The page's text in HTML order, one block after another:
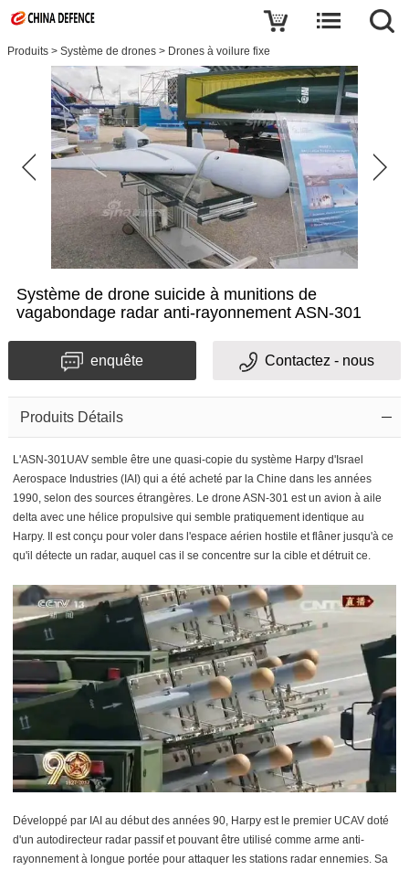
Produits > Système de drones > Drones à voilure fixe
Système de drone suicide à munitions de
vagabondage radar anti-rayonnement ASN-301
enquête Contactez - nous
Produits Détails
L'ASN-301UAV semble être une quasi-copie du système Harpy d'Israel
Aerospace Industries (IAI) qui a été acheté par la Chine dans les années
1990, selon des sources étrangères. Le drone ASN-301 est un avion à aile
delta avec une hélice propulsive qui semble pratiquement identique au
Harpy. Il est conçu pour voler dans l'espace aérien hostile et flâner jusqu'à ce
qu'il détecte un radar, auquel cas il se concentre sur la cible et détruit ce.
Développé par IAI au début des années 90, Harpy est le premier UCAV doté
d'un autodirecteur radar passif et pouvant être utilisé comme arme anti-
rayonnement à longue portée pour attaquer les stations radar ennemies. Sa